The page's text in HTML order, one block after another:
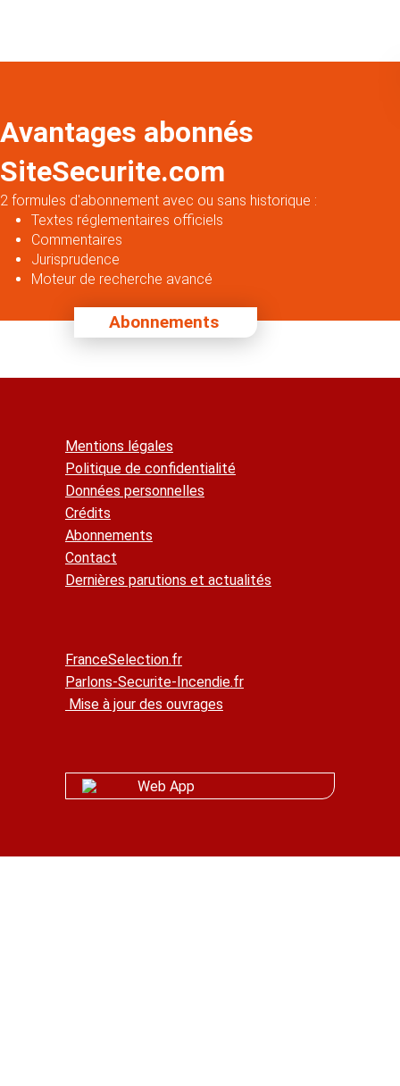
Avantages abonnés
SiteSecurite.com
2 formules d'abonnement avec ou sans historique :
Textes réglementaires officiels
Commentaires
Jurisprudence
Moteur de recherche avancé
Abonnements
Mentions légales
Politique de confidentialité
Données personnelles
Crédits
Abonnements
Contact
Dernières parutions et actualités
FranceSelection.fr
Parlons-Securite-Incendie.fr
Mise à jour des ouvrages
Web App